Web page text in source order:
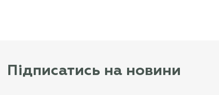
Підписатись на новини